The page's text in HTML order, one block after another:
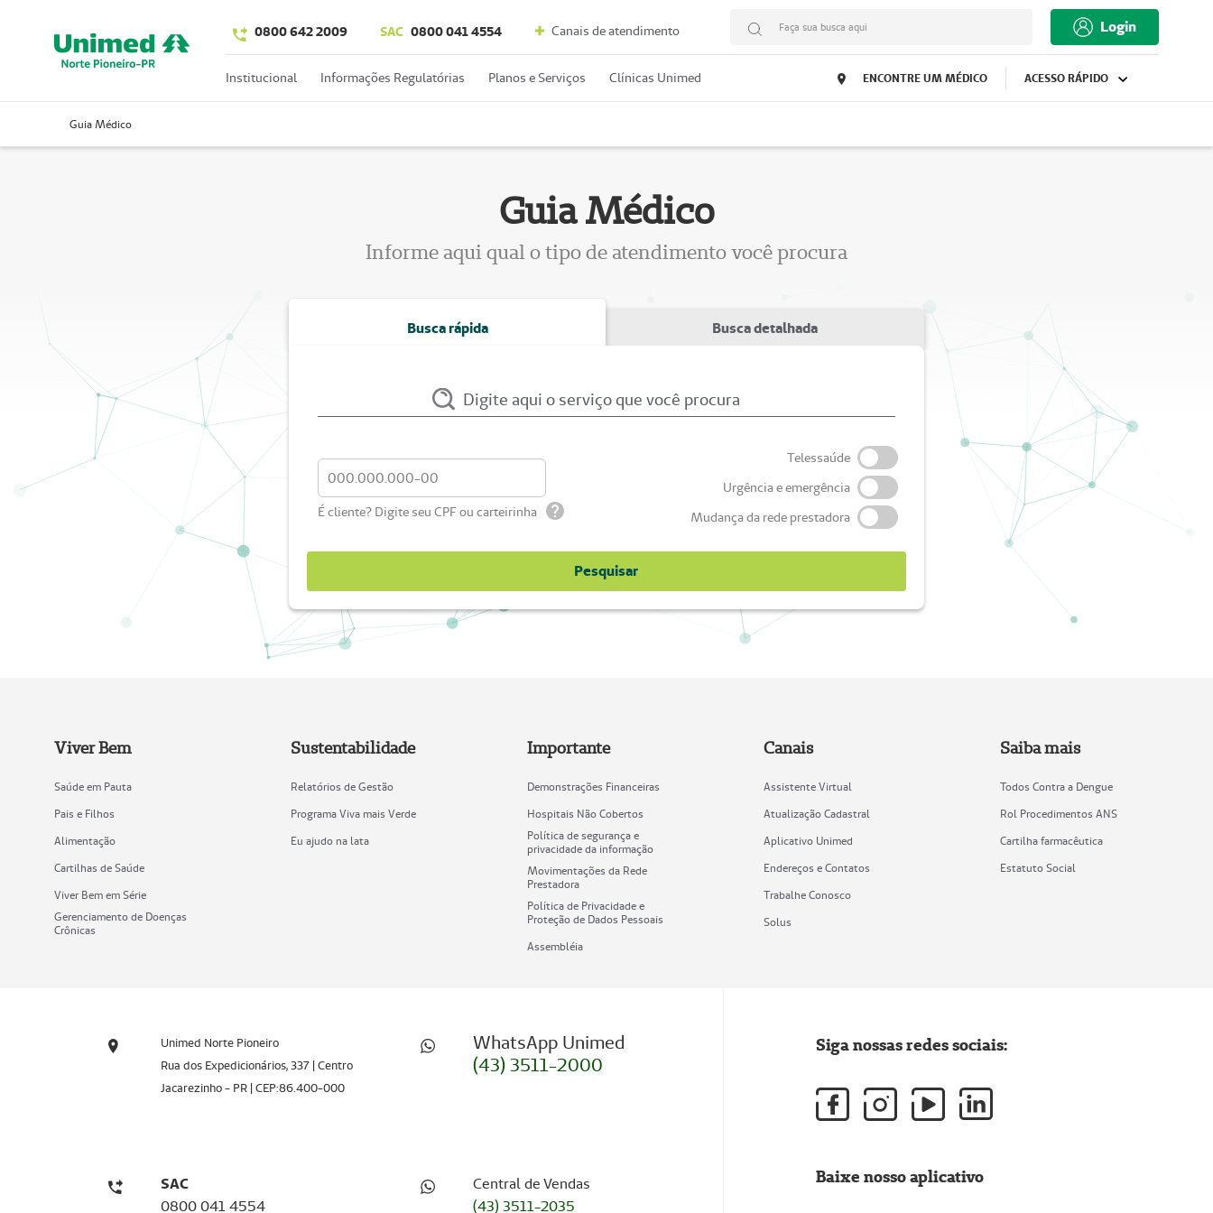
0800 642 2009 SAC 0800 041 4554 Canais de atendimento Faça sua busca aqui Login
Institucional Informações Regulatórias Planos e Serviços Clínicas Unimed ENCONTRE UM MÉDICO ACESSO RÁPIDO
Guia Médico
Guia Médico
Informe aqui qual o tipo de atendimento você procura
Busca rápida Busca detalhada
Digite aqui o serviço que você procura
É cliente? Digite seu CPF ou carteirinha
Telessaúde
Urgência e emergência
Mudança da rede prestadora
Pesquisar
Viver Bem
Saúde em Pauta
Pais e Filhos
Alimentação
Cartilhas de Saúde
Viver Bem em Série
Gerenciamento de Doenças
Crônicas
Sustentabilidade
Relatórios de Gestão
Programa Viva mais Verde
Eu ajudo na lata
Importante
Demonstrações Financeiras
Hospitais Não Cobertos
Política de segurança e
privacidade da informação
Movimentações da Rede
Prestadora
Política de Privacidade e
Proteção de Dados Pessoais
Assembléia
Canais
Assistente Virtual
Atualização Cadastral
Aplicativo Unimed
Endereços e Contatos
Trabalhe Conosco
Solus
Saiba mais
Todos Contra a Dengue
Rol Procedimentos ANS
Cartilha farmacêutica
Estatuto Social
Unimed Norte Pioneiro
Rua dos Expedicionários, 337 | Centro
Jacarezinho - PR | CEP:86.400-000
WhatsApp Unimed
(43) 3511-2000
SAC
0800 041 4554
Central de Vendas
(43) 3511-2035
Siga nossas redes sociais:
Baixe nosso aplicativo